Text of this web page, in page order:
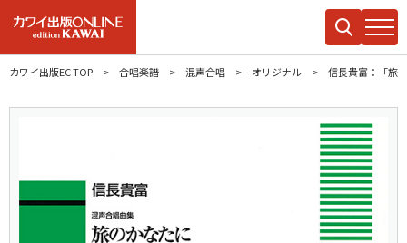
カワイ出版EC TOP 合唱楽譜 混声合唱 オリジナル 信長貴富：「旅